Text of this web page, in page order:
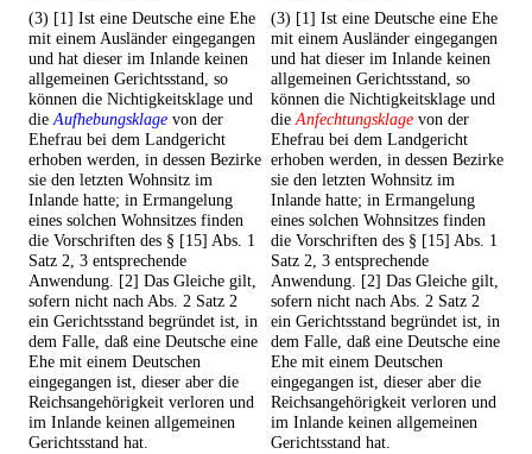
(3) [1] Ist eine Deutsche eine Ehe
mit einem Ausländer eingegangen
und hat dieser im Inlande keinen
allgemeinen Gerichtsstand, so
können die Nichtigkeitsklage und
dieAufhebungsklage von der
Ehefrau bei dem Landgericht
erhoben werden, in dessen Bezirke
sie den letzten Wohnsitz im
Inlande hatte; in Ermangelung
eines solchen Wohnsitzes finden
die Vorschriften des § [15] Abs. 1
Satz 2, 3 entsprechende
Anwendung. [2] Das Gleiche gilt,
sofern nicht nach Abs. 2 Satz 2
ein Gerichtsstand begründet ist, in
dem Falle, daß eine Deutsche eine
Ehe mit einem Deutschen
eingegangen ist, dieser aber die
Reichsangehörigkeit verloren und
im Inlande keinen allgemeinen
Gerichtsstand hat.
(3) [1] Ist eine Deutsche eine Ehe
mit einem Ausländer eingegangen
und hat dieser im Inlande keinen
allgemeinen Gerichtsstand, so
können die Nichtigkeitsklage und
dieAnfechtungsklage von der
Ehefrau bei dem Landgericht
erhoben werden, in dessen Bezirke
sie den letzten Wohnsitz im
Inlande hatte; in Ermangelung
eines solchen Wohnsitzes finden
die Vorschriften des § [15] Abs. 1
Satz 2, 3 entsprechende
Anwendung. [2] Das Gleiche gilt,
sofern nicht nach Abs. 2 Satz 2
ein Gerichtsstand begründet ist, in
dem Falle, daß eine Deutsche eine
Ehe mit einem Deutschen
eingegangen ist, dieser aber die
Reichsangehörigkeit verloren und
im Inlande keinen allgemeinen
Gerichtsstand hat.